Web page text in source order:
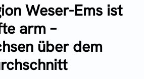
Weser-Ems ist
arm –
über dem